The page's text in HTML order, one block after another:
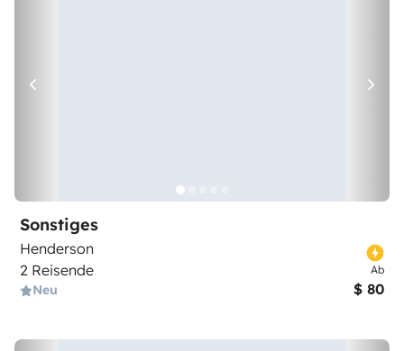
Sonstiges
Henderson
2 Reisende
Neu
Ab
$ 80